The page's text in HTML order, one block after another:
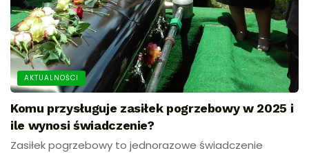
AKTUALNOŚCI
Komu przysługuje zasiłek pogrzebowy w 2025 i
ile wynosi świadczenie?
Zasiłek pogrzebowy to jednorazowe świadczenie